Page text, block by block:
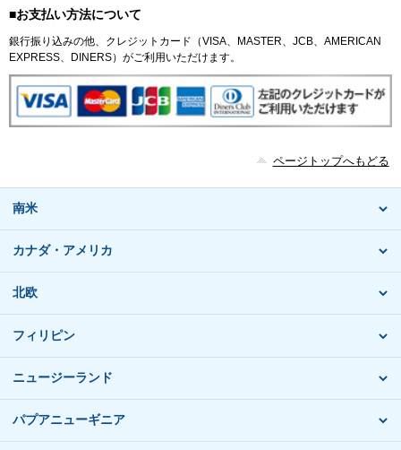
■お支払い方法について
銀行振り込みの他、クレジットカード（VISA、MASTER、JCB、AMERICAN
EXPRESS、DINERS）がご利用いただけます。
ページトップへもどる
南米
カナダ・アメリカ
北欧
フィリピン
ニュージーランド
パプアニューギニア